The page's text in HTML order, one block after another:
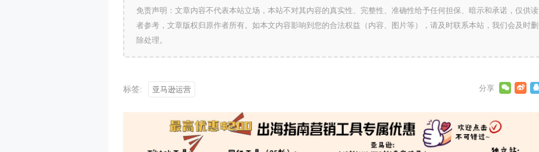
免责声明：文章内容不代表本站立场，本站不对其内容的真实性、完整性、准确性给予任何担保、暗示和承诺，仅供读
者参考，文章版权归原作者所有。如本文内容影响到您的合法权益（内容、图片等），请及时联系本站，我们会及时删
除处理。
标签: 亚马逊运营